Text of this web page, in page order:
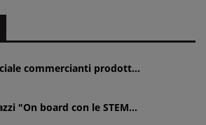
commercianti prodott...
"On board con le STEM...